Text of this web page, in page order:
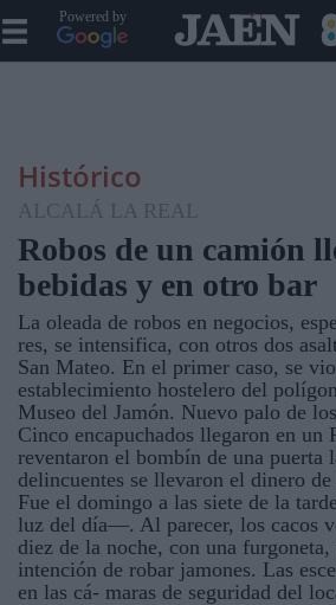
Powered by
Histórico
ALCALÁ LA REAL
Robos de un camión
bebidas y en otro bar
La oleada de robos en negocios,
res, se intensifica, con otros dos
San Mateo. En el primer caso, se
establecimiento hostelero del
Museo del Jamón. Nuevo palo de
Cinco encapuchados llegaron en un
reventaron el bombín de una puerta
delincuentes se llevaron el dinero
Fue el domingo a las siete de la
luz del día—. Al parecer, los cacos
diez de la noche, con una
intención de robar jamones. Las
en las cá- maras de seguridad del